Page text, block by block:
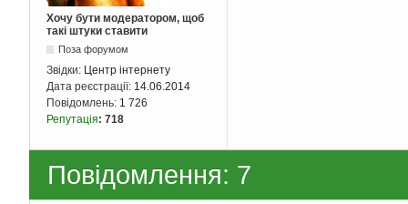
Хочу бути модератором, щоб
такі штуки ставити
Поза форумом
Звідки: Центр інтернету
Дата реєстрації: 14.06.2014
Повідомлень: 1 726
Репутація: 718
Повідомлення: 7